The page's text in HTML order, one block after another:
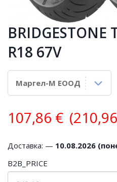
BRIDGESTONE
R18 67V
107,86 €
Доставка: — 10.08.2026
B2B_PRICE